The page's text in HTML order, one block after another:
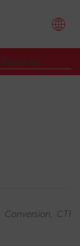
Conversion CTR